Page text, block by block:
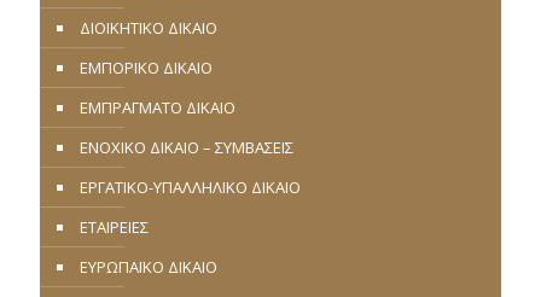
ΔΙΟΙΚΗΤΙΚΟ ΔΙΚΑΙΟ
ΕΜΠΟΡΙΚΟ ΔΙΚΑΙΟ
ΕΜΠΡΑΓΜΑΤΟ ΔΙΚΑΙΟ
ΕΝΟΧΙΚΟ ΔΙΚΑΙΟ – ΣΥΜΒΑΣΕΙΣ
ΕΡΓΑΤΙΚΟ-ΥΠΑΛΛΗΛΙΚΟ ΔΙΚΑΙΟ
ΕΤΑΙΡΕΙΕΣ
ΕΥΡΩΠΑΪΚΟ ΔΙΚΑΙΟ